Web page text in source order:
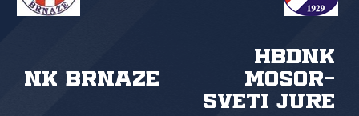
NK Brnaze
HBDNK
Mosor-
Sveti Jure